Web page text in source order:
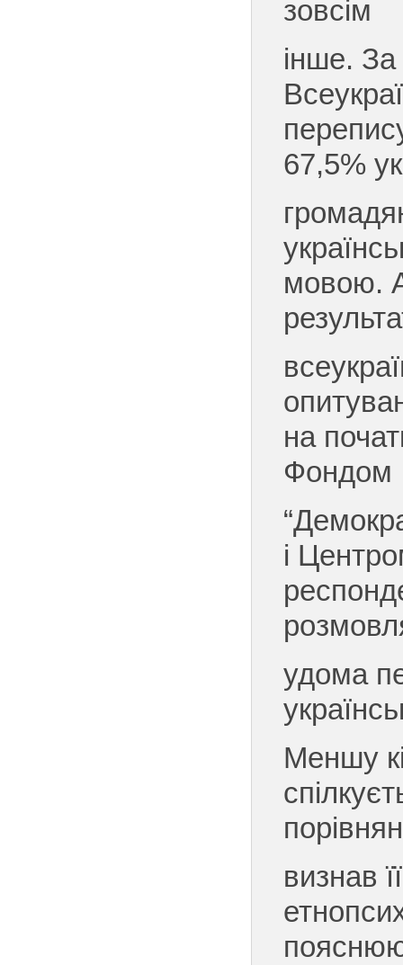
зовсім
інше.
67,5%
мовою.
на
Фондом
і
удома
Меншу
визнав